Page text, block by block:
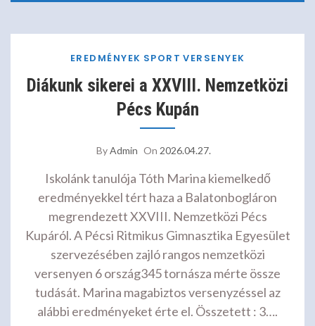
EREDMÉNYEK SPORT VERSENYEK
Diákunk sikerei a XXVIII. Nemzetközi
Pécs Kupán
ByAdmin On 2026.04.27.
Iskolánk tanulója Tóth Marina kiemelkedő
eredményekkel tért haza a Balatonbogláron
megrendezett XXVIII. Nemzetközi Pécs
Kupáról. A Pécsi Ritmikus Gimnasztika Egyesület
szervezésében zajló rangos nemzetközi
versenyen 6 ország345 tornásza mérte össze
tudását. Marina magabiztos versenyzéssel az
alábbi eredményeket érte el. Összetett : 3….